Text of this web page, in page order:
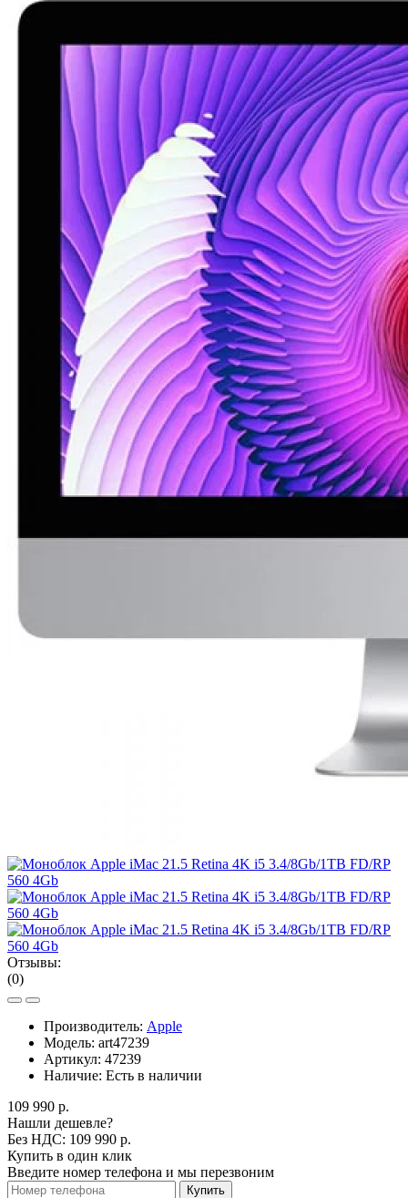
Отзывы:
(0)
Производитель: Apple
Модель: art47239
Артикул: 47239
Наличие: Есть в наличии
109 990 р.
Нашли дешевле?
Без НДС: 109 990 р.
Купить в один клик
Введите номер телефона и мы перезвоним
Купить